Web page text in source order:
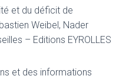
et du déficit de
Weibel, Nader
– Editions EYROLLES
et des informations